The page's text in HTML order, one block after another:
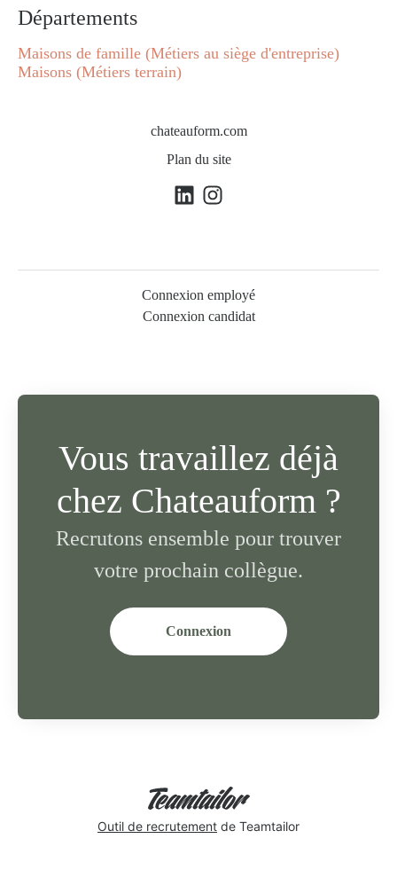
Départements
Maisons de famille (Métiers au siège d'entreprise)
Maisons (Métiers terrain)
chateauform.com
Plan du site
Connexion employé
Connexion candidat
Vous travaillez déjà
chez Chateauform ?
Recrutons ensemble pour trouver
votre prochain collègue.
Connexion
Outil de recrutement de Teamtailor